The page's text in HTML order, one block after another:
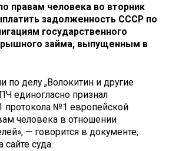
правам человека во вторник
задолженность СССР по
государственного
займа, выпущенным в
по делу „Волокитин и другие
единогласно признал
протокола №1 европейской
человека в отношении
— говорится в документе,
суда.